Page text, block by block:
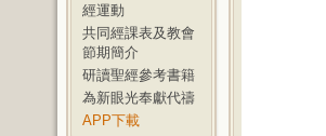
經運動
共同經課表及教會
節期簡介
研讀聖經參考書籍
為新眼光奉獻代禱
APP下載